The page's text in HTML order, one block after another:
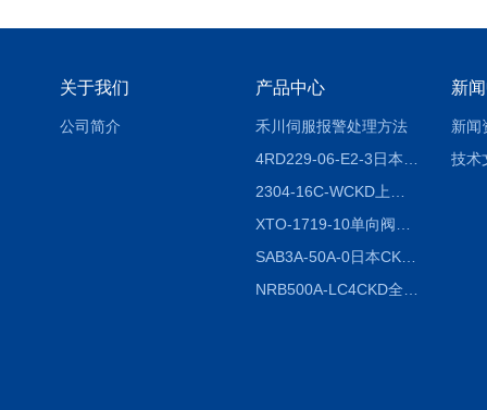
关于我们
公司简介
产品中心
禾川伺服报警处理方法
SAB3A-50A-0日本CKD全国授权代理
新
新闻
技术